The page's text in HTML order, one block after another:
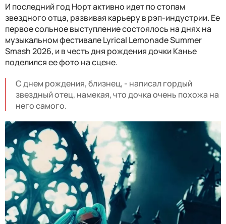
И последний год Норт активно идет по стопам
звездного отца, развивая карьеру в рэп-индустрии. Ее
первое сольное выступление состоялось на днях на
музыкальном фестивале Lyrical Lemonade Summer
Smash 2026, и в честь дня рождения дочки Канье
поделился ее фото на сцене.
С днем рождения, близнец, - написал гордый
звездный отец, намекая, что дочка очень похожа на
него самого.